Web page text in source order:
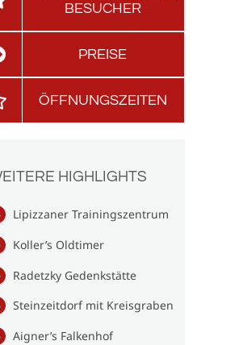
BESUCHER
PREISE
ÖFFNUNGSZEITEN
HIGHLIGHTS
Lipizzaner Trainingszentrum
Koller’s Oldtimer
Radetzky Gedenkstätte
Steinzeitdorf mit Kreisgraben
Aigner’s Falkenhof